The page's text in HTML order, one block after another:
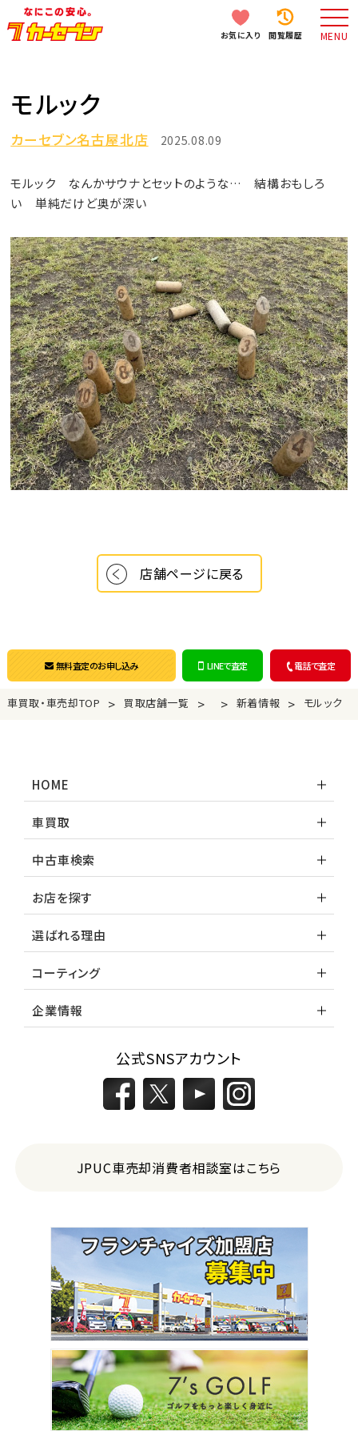
無料査定のお申し込み LINEで査定 電話で査定
お気に入り 閲覧履歴 MENU
モルック
カーセブン名古屋北店 2025.08.09
モルック なんかサウナとセットのような… 結構おもしろ
い 単純だけど奥が深い
店舗ページに戻る
車買取・車売却TOP > 買取店舗一覧 > > 新着情報 > モルック
HOME
車買取
中古車検索
お店を探す
選ばれる理由
コーティング
企業情報
公式SNSアカウント
JPUC車売却消費者相談室はこちら